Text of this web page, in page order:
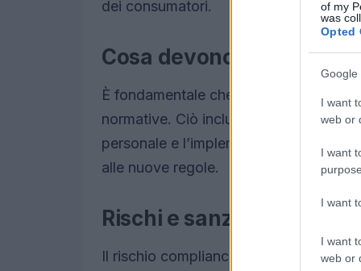
of my
was
Opted
Google
I want
web or
I want
I want
I want
web or
dei consumatori.
Cosa devono fare le
È fondamentale che le aziende
normative. Ciò include la revisione
personale e l’implementazione di
alle nuove regole.
Rischi e sanzioni possibili
Il rischio compliance è reale: le